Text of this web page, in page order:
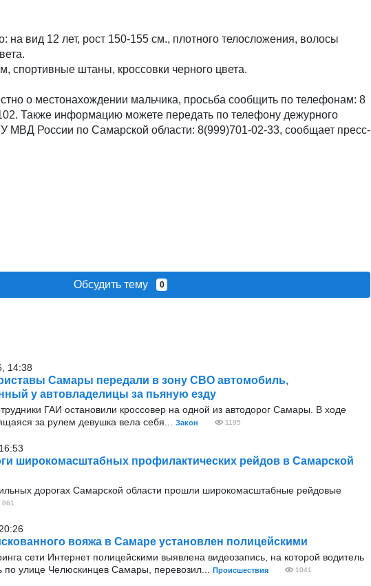
на вид 12 лет, рост 150-155 см., плотного телосложения, волосы
спортивные штаны, кроссовки черного цвета.
о местонахождении мальчика, просьба сообщить по телефонам: 8
Также информацию можете передать по телефону дежурного
МВД России по Самарской области: 8(999)701-02-33, сообщает пресс-
Обсудить тему 0
14:38
Самары передали в зону СВО автомобиль,
у автовладелицы за пьяную езду
ГАИ остановили кроссовер на одной из автодорог Самары. В ходе
за рулем девушка вела себя...
Закон 1195
широкомасштабных профилактических рейдов в Самарской
дорогах Самарской области прошли широкомасштабные рейдовые
861
вояжа в Самаре установлен полицейскими
сети Интернет полицейскими выявлена видеозапись, на которой водитель
по улице Челюскинцев Самары, перевозил...
Происшествия 1041